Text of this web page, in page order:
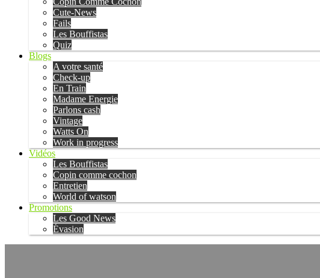
Cute-News
Fails
Les Bouffistas
Quiz
Blogs
A votre santé
Check-up
En Train
Madame Energie
Parlons cash
Vintage
Watts On
Work in progress
Vidéos
Les Bouffistas
Copin comme cochon
Entretien
World of watson
Promotions
Les Good News
Évasion